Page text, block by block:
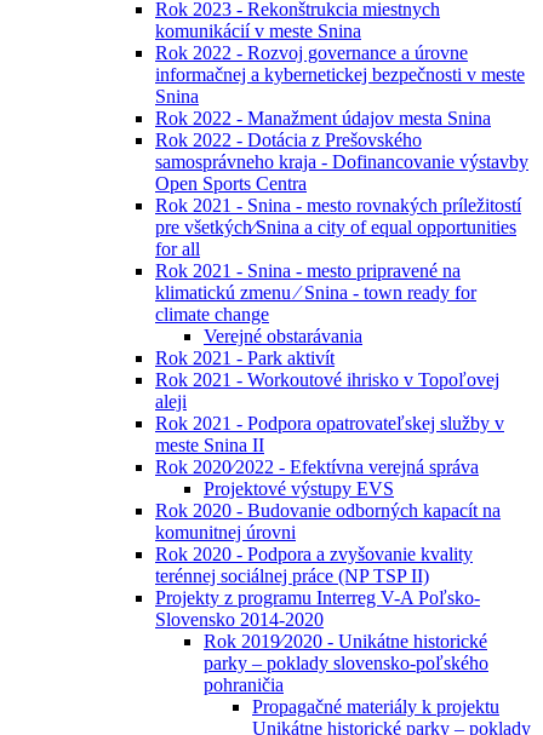
Rok 2023 - Rekonštrukcia miestnych
komunikácií v meste Snina
Rok 2022 - Rozvoj governance a úrovne
informačnej a kybernetickej bezpečnosti v meste
Snina
Rok 2022 - Manažment údajov mesta Snina
Rok 2022 - Dotácia z Prešovského
samosprávneho kraja - Dofinancovanie výstavby
Open Sports Centra
Rok 2021 - Snina - mesto rovnakých príležitostí
pre všetkých⁄Snina a city of equal opportunities
for all
Rok 2021 - Snina - mesto pripravené na
klimatickú zmenu ⁄ Snina - town ready for
climate change
Verejné obstarávania
Rok 2021 - Park aktivít
Rok 2021 - Workoutové ihrisko v Topoľovej
aleji
Rok 2021 - Podpora opatrovateľskej služby v
meste Snina II
Rok 2020⁄2022 - Efektívna verejná správa
Projektové výstupy EVS
Rok 2020 - Budovanie odborných kapacít na
komunitnej úrovni
Rok 2020 - Podpora a zvyšovanie kvality
terénnej sociálnej práce (NP TSP II)
Projekty z programu Interreg V-A Poľsko-
Slovensko 2014-2020
Rok 2019⁄2020 - Unikátne historické
parky – poklady slovensko-poľského
pohraničia
Propagačné materiály k projektu
Unikátne historické parky – poklady